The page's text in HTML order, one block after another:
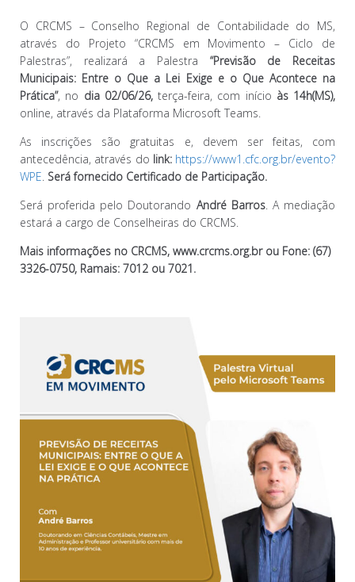
o
o
k
A
p
p
ar
til
h
ar
O CRCMS – Conselho Regional de Contabilidade do MS,
através do Projeto “CRCMS em Movimento – Ciclo de
Palestras”, realizará a Palestra “Previsão de Receitas
Municipais: Entre o Que a Lei Exige e o Que Acontece na
Prática”, no dia 02/06/26, terça-feira, com início às 14h(MS),
online, através da Plataforma Microsoft Teams.
As inscrições são gratuitas e, devem ser feitas, com
antecedência, através do link: https://www1.cfc.org.br/evento?
WPE. Será fornecido Certificado de Participação.
Será proferida pelo Doutorando André Barros. A mediação
estará a cargo de Conselheiras do CRCMS.
Mais informações no CRCMS, www.crcms.org.br ou Fone: (67)
3326-0750, Ramais: 7012 ou 7021.